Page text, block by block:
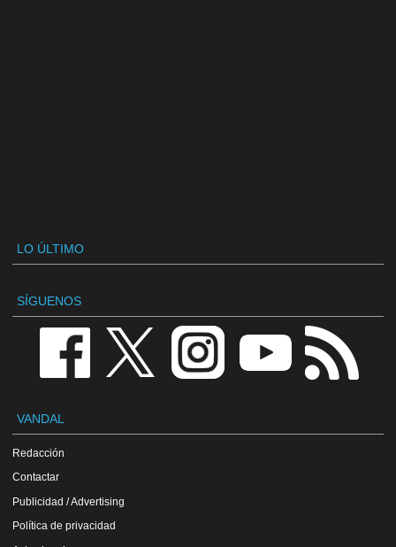
LO ÚLTIMO
SÍGUENOS
VANDAL
Redacción
Contactar
Publicidad / Advertising
Política de privacidad